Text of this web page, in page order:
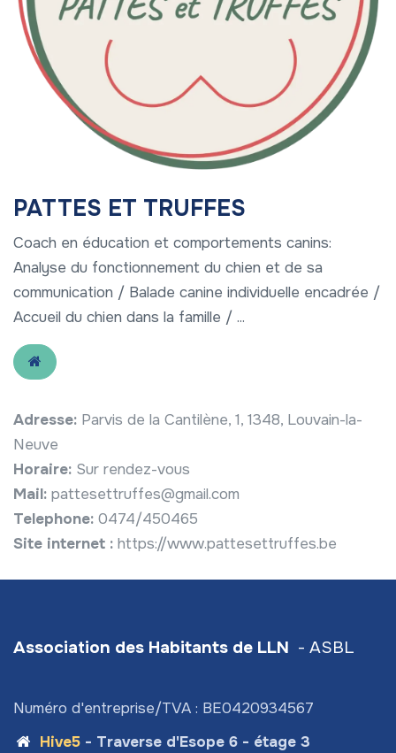
PATTES ET TRUFFES
Coach en éducation et comportements canins:
Analyse du fonctionnement du chien et de sa
communication / Balade canine individuelle encadrée /
Accueil du chien dans la famille / ...
Adresse: Parvis de la Cantilène, 1, 1348, Louvain-la-
Neuve
Horaire: Sur rendez-vous
Mail: pattesettruffes@gmail.com
Telephone: 0474/450465
Site internet : https://www.pattesettruffes.be
Association des Habitants de LLN - ASBL
Numéro d'entreprise/TVA : BE0420934567
Hive5- Traverse d'Esope 6 - étage 3